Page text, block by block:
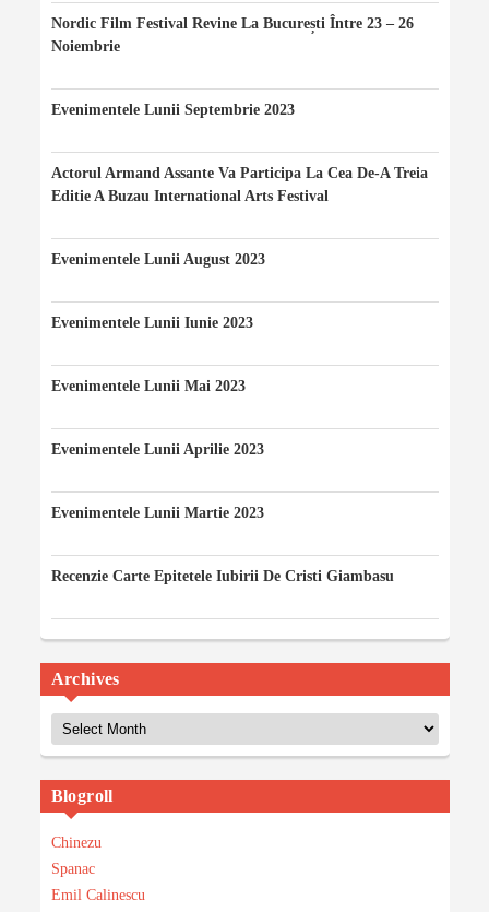
Nordic Film Festival Revine La București Între 23 – 26
Noiembrie
Evenimentele Lunii Septembrie 2023
Actorul Armand Assante Va Participa La Cea De-A Treia
Editie A Buzau International Arts Festival
Evenimentele Lunii August 2023
Evenimentele Lunii Iunie 2023
Evenimentele Lunii Mai 2023
Evenimentele Lunii Aprilie 2023
Evenimentele Lunii Martie 2023
Recenzie Carte Epitetele Iubirii De Cristi Giambasu
Archives
Archives
Blogroll
Chinezu
Spanac
Emil Calinescu